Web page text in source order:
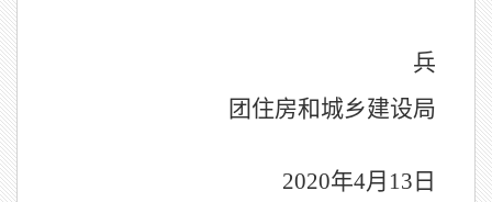
兵
团住房和城乡建设局
2020年4月13日